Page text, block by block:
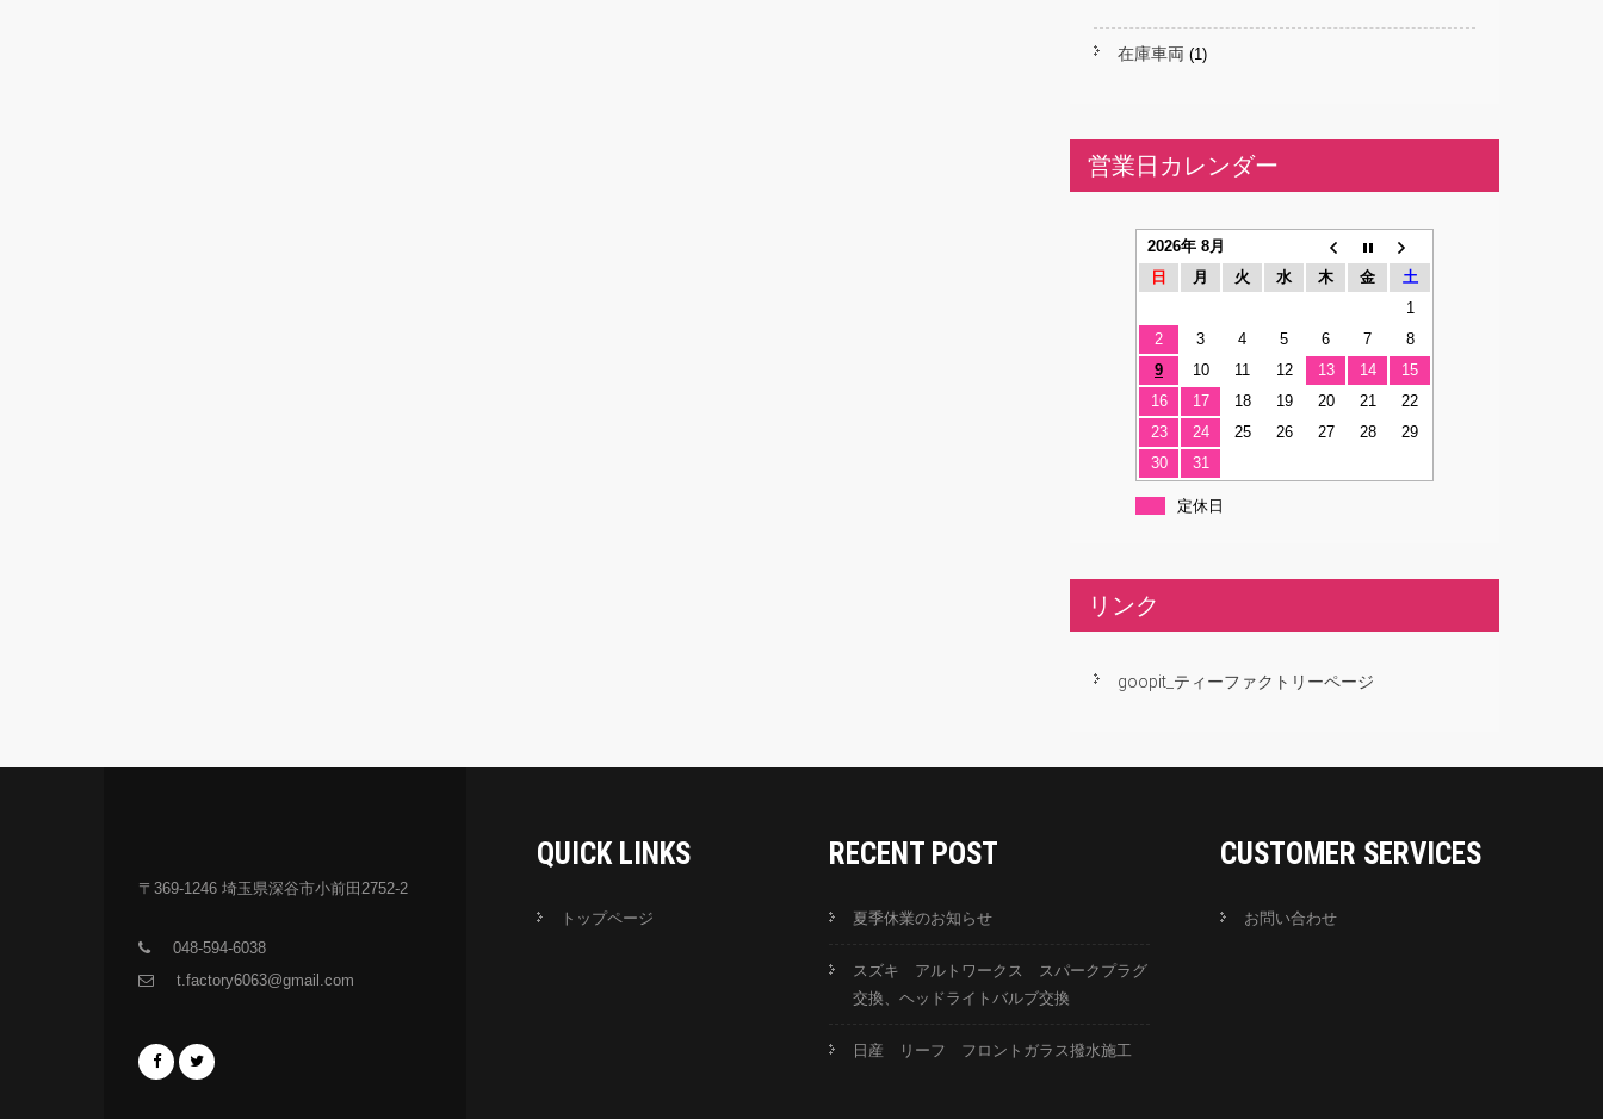
在庫車両 (1)
営業日カレンダー
2026年 8月
日
月 火 水 木 金
土
1
2
3 4 5 6 7
8
9
10 11 12 13 14
15
16
17 18 19 20 21
22
23
24 25 26 27 28
29
30
31
定休日
リンク
goopit_ティーファクトリーページ
〒369-1246 埼玉県深谷市小前田2752-2
048-594-6038
t.factory6063@gmail.com
QUICK LINKS
トップページ
RECENT POST
夏季休業のお知らせ
スズキ アルトワークス スパークプラグ
交換、ヘッドライトバルブ交換
日産 リーフ フロントガラス撥水施工
CUSTOMER SERVICES
お問い合わせ